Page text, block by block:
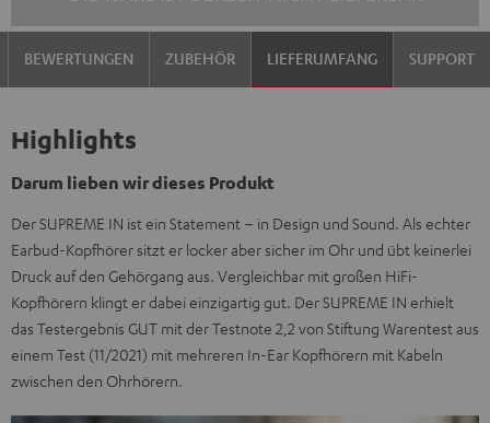
BEWERTUNGEN ZUBEHÖR LIEFERUMFANG SUPPORT
Highlights
Darum lieben wir dieses Produkt
Der SUPREME IN ist ein Statement – in Design und Sound. Als echter
Earbud-Kopfhörer sitzt er locker aber sicher im Ohr und übt keinerlei
Druck auf den Gehörgang aus. Vergleichbar mit großen HiFi-
Kopfhörern klingt er dabei einzigartig gut. Der SUPREME IN erhielt
das Testergebnis GUT mit der Testnote 2,2 von Stiftung Warentest aus
einem Test (11/2021) mit mehreren In-Ear Kopfhörern mit Kabeln
zwischen den Ohrhörern.